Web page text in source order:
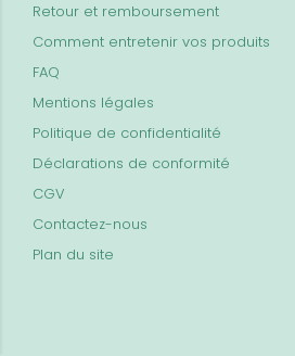
Retour et remboursement
Comment entretenir vos produits
FAQ
Mentions légales
Politique de confidentialité
Déclarations de conformité
CGV
Contactez-nous
Plan du site